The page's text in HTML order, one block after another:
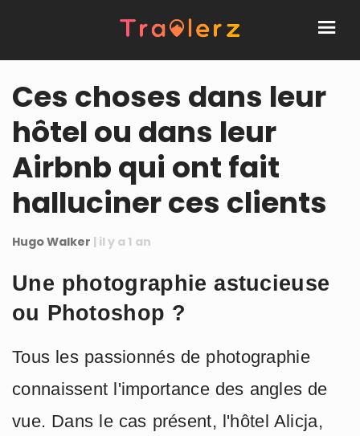
Ces choses dans leur
hôtel ou dans leur
Airbnb qui ont fait
halluciner ces clients
Hugo Walker | il y a 1 an
Une photographie astucieuse
ou Photoshop ?
Tous les passionnés de photographie
connaissent l'importance des angles de
vue. Dans le cas présent, l'hôtel Alicja,